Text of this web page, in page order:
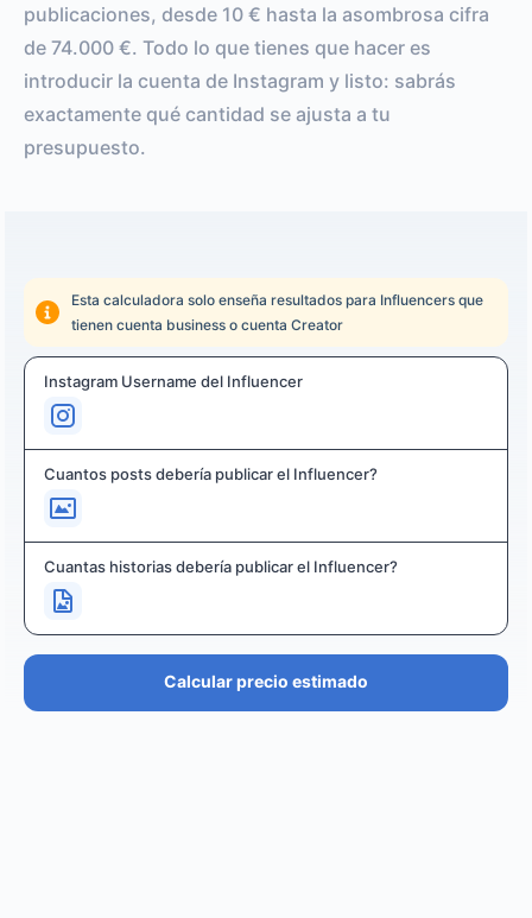
publicaciones, desde 10 € hasta la asombrosa cifra
de 74.000 €. Todo lo que tienes que hacer es
introducir la cuenta de Instagram y listo: sabrás
exactamente qué cantidad se ajusta a tu
presupuesto.
Esta calculadora solo enseña resultados para Influencers que
tienen cuenta business o cuenta Creator
Instagram Username del Influencer
Cuantos posts debería publicar el Influencer?
Cuantas historias debería publicar el Influencer?
Calcular precio estimado